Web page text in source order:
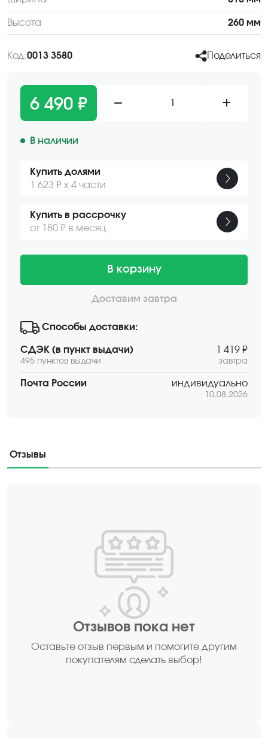
Высота 260 мм
Код:0013 3580 Поделиться
6 490 ₽
В наличии
Купить долями
1 623 ₽ х 4 части
Купить в рассрочку
от 180 ₽ в месяц
В корзину
Доставим завтра
Способы доставки:
СДЭК (в пункт выдачи)
495 пунктов выдачи
1 419 ₽
завтра
Почта России индивидуально
10.08.2026
Отзывы
Отзывов пока нет
Оставьте отзыв первым и помогите другим
покупателям сделать выбор!